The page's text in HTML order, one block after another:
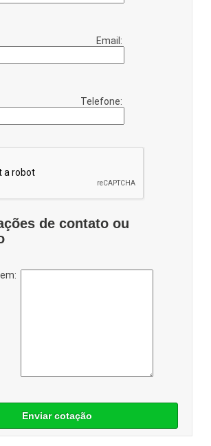
Email:
Telefone:
de contato ou
Enviar cotação